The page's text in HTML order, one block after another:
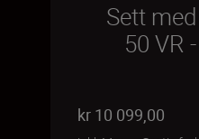
Sett
50 VR
kr 10 099,00